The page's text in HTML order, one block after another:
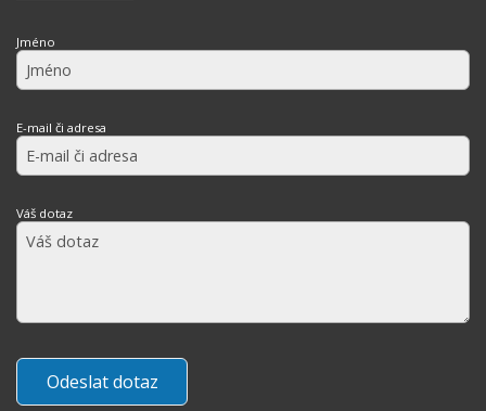
Jméno
E-mail či adresa
Váš dotaz